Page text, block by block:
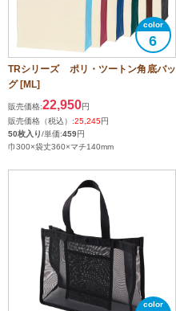
6
TRシリーズ ポリ・ツートン角底バッ
グ [ML]
販売価格:22,950円
販売価格（税込）:25,245円
50枚入り/単価:459円
巾300×袋丈360×マチ140mm